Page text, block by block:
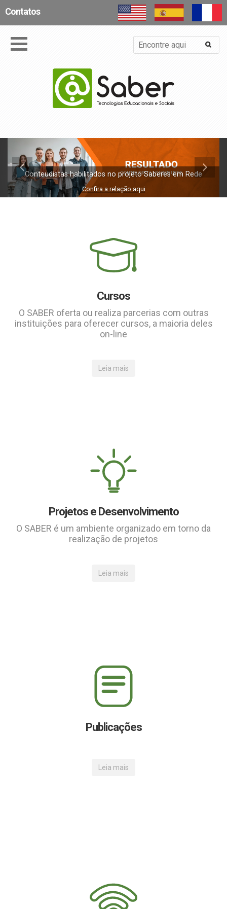
Contatos
Conteudistas habilitados no projeto Saberes em Rede
Confira a relação aqui
Cursos
O SABER oferta ou realiza parcerias com outras
instituições para oferecer cursos, a maioria deles
on-line
Leia mais
Projetos e Desenvolvimento
O SABER é um ambiente organizado em torno da
realização de projetos
Leia mais
Publicações
Leia mais